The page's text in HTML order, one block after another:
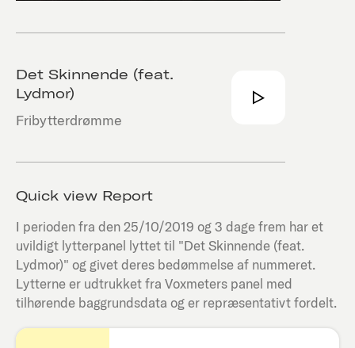
Det Skinnende (feat.
Lydmor)
Fribytterdrømme
Quick view Report
I perioden fra den25/10/2019 og 3 dage frem har et
uvildigt lytterpanel lyttet til "Det Skinnende (feat.
Lydmor)" og givet deres bedømmelse af nummeret.
Lytterne er udtrukket fra Voxmeters panel med
tilhørende baggrundsdata og er repræsentativt fordelt.